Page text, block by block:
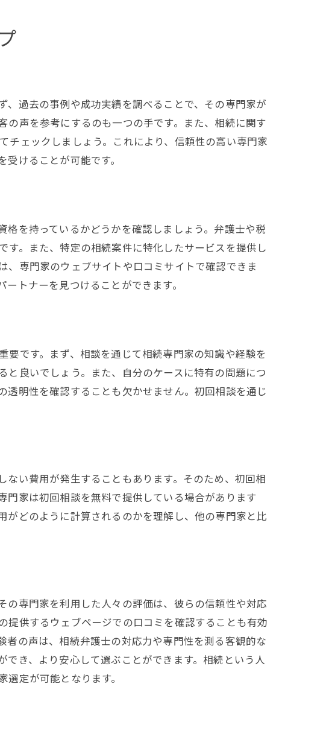
重要性
法
プ
法
過去の事例や成功実績を調べることで、その専門家が
声を参考にするのも一つの手です。また、相続に関す
チェックしましょう。これにより、信頼性の高い専門家
けることが可能です。
を持っているかどうかを確認しましょう。弁護士や税
。また、特定の相続案件に特化したサービスを提供し
専門家のウェブサイトや口コミサイトで確認できま
トナーを見つけることができます。
です。まず、相談を通じて相続専門家の知識や経験を
良いでしょう。また、自分のケースに特有の問題につ
明性を確認することも欠かせません。初回相談を通じ
い費用が発生することもあります。そのため、初回相
家は初回相談を無料で提供している場合があります
どのように計算されるのかを理解し、他の専門家と比
専門家を利用した人々の評価は、彼らの信頼性や対応
提供するウェブページでの口コミを確認することも有効
の声は、相続弁護士の対応力や専門性を測る客観的な
き、より安心して選ぶことができます。相続という人
定が可能となります。